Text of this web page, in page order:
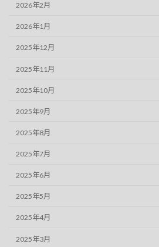
2026年2月
2026年1月
2025年12月
2025年11月
2025年10月
2025年9月
2025年8月
2025年7月
2025年6月
2025年5月
2025年4月
2025年3月